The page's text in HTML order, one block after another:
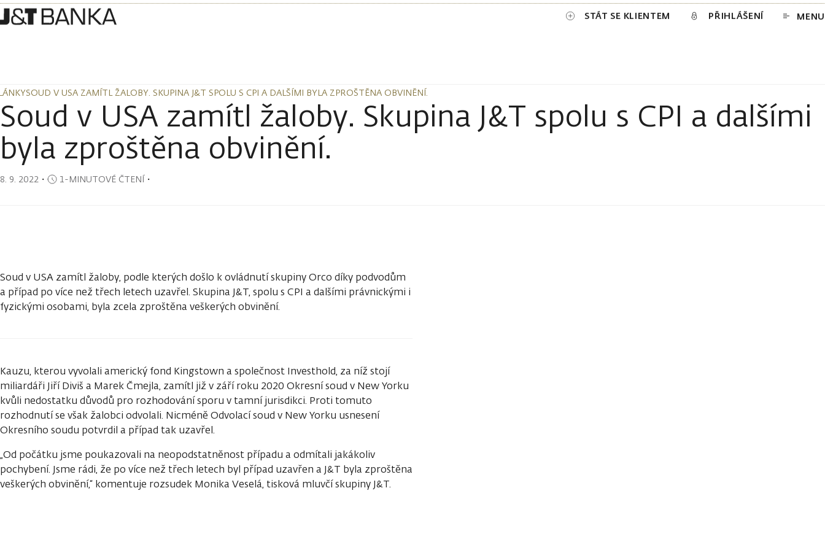
STÁT SE KLIENTEM PŘIHLÁŠENÍ MENU
SOUD V USA ZAMÍTL ŽALOBY. SKUPINA J&T SPOLU S CPI A DALŠÍMI BYLA ZPROŠTĚNA OBVINĚNÍ.
SOUD V USA ZAMÍTL ŽALOBY. SKUPINA J&T SPOLU S CPI A DALŠÍMI BYLA ZPROŠTĚNA OBVINĚNÍ.
Soud v USA zamítl žaloby. Skupina J&T spolu s CPI a dalšími
byla zproštěna obvinění.
8. 9. 2022 ・ 1-MINUTOVÉ ČTENÍ・
Soud v USA zamítl žaloby, podle kterých došlo k ovládnutí skupiny Orco díky podvodům
a případ po více než třech letech uzavřel. Skupina J&T, spolu s CPI a dalšími právnickými i
fyzickými osobami, byla zcela zproštěna veškerých obvinění.
Kauzu, kterou vyvolali americký fond Kingstown a společnost Investhold, za níž stojí
miliardáři Jiří Diviš a Marek Čmejla, zamítl již v září roku 2020 Okresní soud v New Yorku
kvůli nedostatku důvodů pro rozhodování sporu v tamní jurisdikci. Proti tomuto
rozhodnutí se však žalobci odvolali. Nicméně Odvolací soud v New Yorku usnesení
Okresního soudu potvrdil a případ tak uzavřel.
„Od počátku jsme poukazovali na neopodstatněnost případu a odmítali jakákoliv
pochybení. Jsme rádi, že po více než třech letech byl případ uzavřen a J&T byla zproštěna
veškerých obvinění,“ komentuje rozsudek Monika Veselá, tisková mluvčí skupiny J&T.